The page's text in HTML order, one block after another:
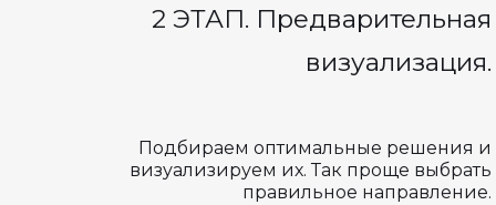
2 ЭТАП. Предварительная
визуализация.
Подбираем оптимальные решения и
визуализируем их. Так проще выбрать
правильное направление.